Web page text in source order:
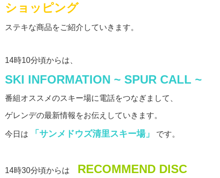
ショッピング
ステキな商品をご紹介していきます。
14時10分頃からは、
SKI INFORMATION ~ SPUR CALL ~
番組オススメのスキー場に電話をつなぎまして、
ゲレンデの最新情報をお伝えしていきます。
今日は 「サンメドウズ清里スキー場」 です。
14時30分頃からは RECOMMEND DISC